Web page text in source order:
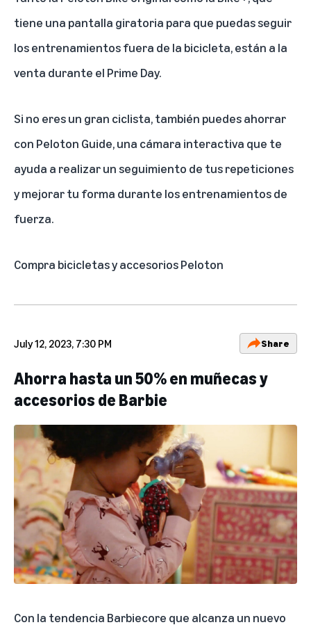
tiene una pantalla giratoria para que puedas seguir
los entrenamientos fuera de la bicicleta, están a la
venta durante el Prime Day.
Si no eres un gran ciclista, también puedes ahorrar
con Peloton Guide, una cámara interactiva que te
ayuda a realizar un seguimiento de tus repeticiones
y mejorar tu forma durante los entrenamientos de
fuerza.
Compra bicicletas y accesorios Peloton
July 12, 2023, 7:30 PM Share
Ahorra hasta un 50% en muñecas y
accesorios de Barbie
Con la tendencia Barbiecore que alcanza un nuevo